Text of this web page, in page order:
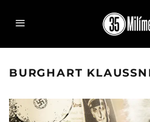
BURGHART